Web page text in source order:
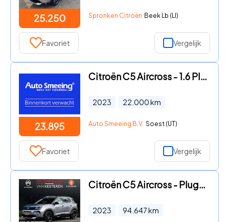
25.250 Spronken Citroën Beek Lb (LI)
Favoriet Vergelijk
23.895
Citroën C5 Aircross - 1.6 Plug-in Hybrid 225 Shine | Stoelverwarming | Navigatie |
2023 22.000km
Auto Smeeing B.V. Soest (UT)
Favoriet Vergelijk
Citroën C5 Aircross - Plug-in Hybrid 225 Shine I Leder I
2023 94.647km